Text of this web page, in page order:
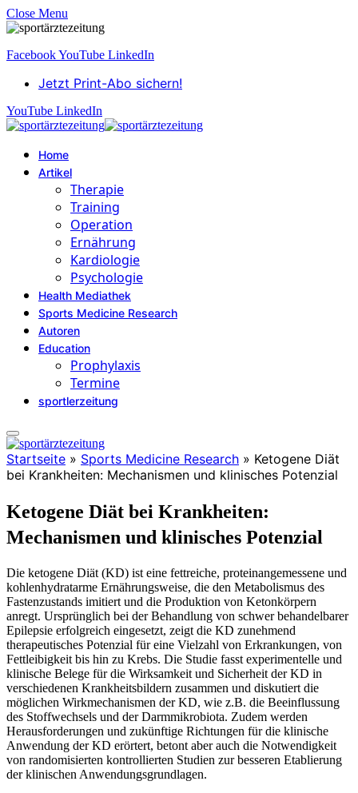
Close Menu
FacebookYouTube LinkedIn
Jetzt Print-Abo sichern!
YouTube LinkedIn
Home
Artikel
Therapie
Training
Operation
Ernährung
Kardiologie
Psychologie
Health Mediathek
Sports Medicine Research
Autoren
Education
Prophylaxis
Termine
sportlerzeitung
Startseite » Sports Medicine Research » Ketogene Diät
bei Krankheiten: Mechanismen und klinisches Potenzial
Ketogene Diät bei Krankheiten:
Mechanismen und klinisches Potenzial
Die ketogene Diät (KD) ist eine fettreiche, proteinangemessene und
kohlenhydratarme Ernährungsweise, die den Metabolismus des
Fastenzustands imitiert und die Produktion von Ketonkörpern
anregt. Ursprünglich bei der Behandlung von schwer behandelbarer
Epilepsie erfolgreich eingesetzt, zeigt die KD zunehmend
therapeutisches Potenzial für eine Vielzahl von Erkrankungen, von
Fettleibigkeit bis hin zu Krebs. Die Studie fasst experimentelle und
klinische Belege für die Wirksamkeit und Sicherheit der KD in
verschiedenen Krankheitsbildern zusammen und diskutiert die
möglichen Wirkmechanismen der KD, wie z.B. die Beeinflussung
des Stoffwechsels und der Darmmikrobiota. Zudem werden
Herausforderungen und zukünftige Richtungen für die klinische
Anwendung der KD erörtert, betont aber auch die Notwendigkeit
von randomisierten kontrollierten Studien zur besseren Etablierung
der klinischen Anwendungsgrundlagen.